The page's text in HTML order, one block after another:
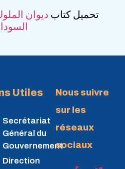
تحميل كتاب ديوان
Utiles
Secrétariat
Général du
Gouvernement
Direction
Nous suivre
sur les
réseaux
sociaux